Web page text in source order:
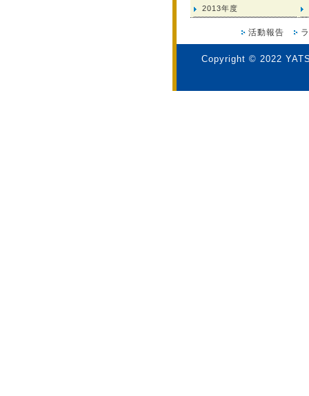
2013年度
活動報告
Copyright © 2022